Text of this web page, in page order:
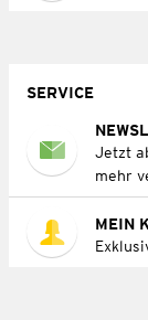
SERVICE
Jetzt
mehr
MEIN